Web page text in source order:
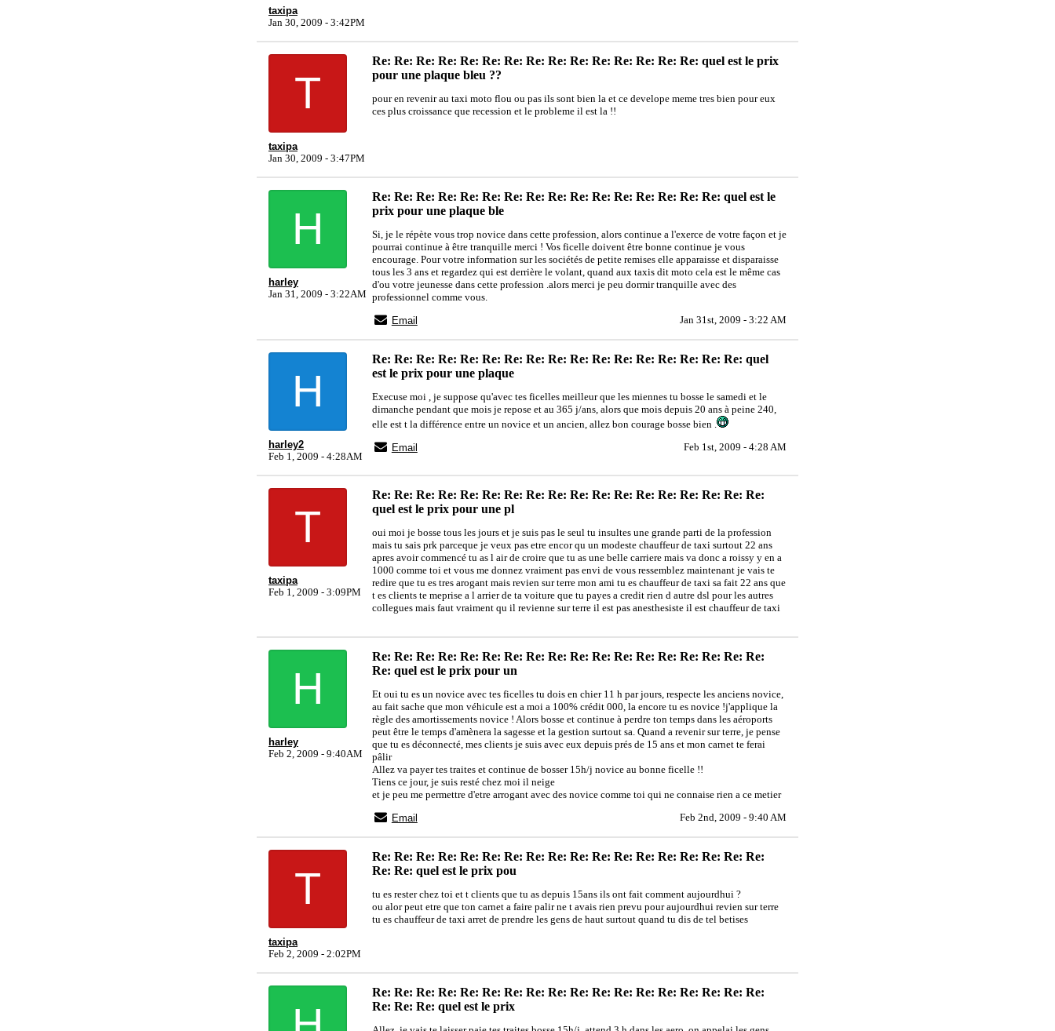
taxipa
Jan 30, 2009 - 3:42PM
T
taxipa
Jan 30, 2009 - 3:47PM
Re: Re: Re: Re: Re: Re: Re: Re: Re: Re: Re: Re: Re: Re: Re: quel est le prix
pour une plaque bleu ??
pour en revenir au taxi moto flou ou pas ils sont bien la et ce develope meme tres bien pour eux
ces plus croissance que recession et le probleme il est la !!
H
harley
Jan 31, 2009 - 3:22AM
Re: Re: Re: Re: Re: Re: Re: Re: Re: Re: Re: Re: Re: Re: Re: Re: quel est le
prix pour une plaque ble
Si, je le répète vous trop novice dans cette profession, alors continue a l'exerce de votre façon et je
pourrai continue à être tranquille merci ! Vos ficelle doivent être bonne continue je vous
encourage. Pour votre information sur les sociétés de petite remises elle apparaisse et disparaisse
tous les 3 ans et regardez qui est derrière le volant, quand aux taxis dit moto cela est le même cas
d'ou votre jeunesse dans cette profession .alors merci je peu dormir tranquille avec des
professionnel comme vous.
Email
Jan 31st, 2009 - 3:22 AM
H
harley2
Feb 1, 2009 - 4:28AM
Re: Re: Re: Re: Re: Re: Re: Re: Re: Re: Re: Re: Re: Re: Re: Re: Re: quel
est le prix pour une plaque
Execuse moi , je suppose qu'avec tes ficelles meilleur que les miennes tu bosse le samedi et le
dimanche pendant que mois je repose et au 365 j/ans, alors que mois depuis 20 ans à peine 240,
elle est t la différence entre un novice et un ancien, allez bon courage bosse bien .
Email
Feb 1st, 2009 - 4:28 AM
T
taxipa
Feb 1, 2009 - 3:09PM
Re: Re: Re: Re: Re: Re: Re: Re: Re: Re: Re: Re: Re: Re: Re: Re: Re: Re:
quel est le prix pour une pl
oui moi je bosse tous les jours et je suis pas le seul tu insultes une grande parti de la profession
mais tu sais prk parceque je veux pas etre encor qu un modeste chauffeur de taxi surtout 22 ans
apres avoir commencé tu as l air de croire que tu as une belle carriere mais va donc a roissy y en a
1000 comme toi et vous me donnez vraiment pas envi de vous ressemblez maintenant je vais te
redire que tu es tres arogant mais revien sur terre mon ami tu es chauffeur de taxi sa fait 22 ans que
t es clients te meprise a l arrier de ta voiture que tu payes a credit rien d autre dsl pour les autres
collegues mais faut vraiment qu il revienne sur terre il est pas anesthesiste il est chauffeur de taxi
H
harley
Feb 2, 2009 - 9:40AM
Re: Re: Re: Re: Re: Re: Re: Re: Re: Re: Re: Re: Re: Re: Re: Re: Re: Re:
Re: quel est le prix pour un
Et oui tu es un novice avec tes ficelles tu dois en chier 11 h par jours, respecte les anciens novice,
au fait sache que mon véhicule est a moi a 100% crédit 000, la encore tu es novice !j'applique la
règle des amortissements novice ! Alors bosse et continue à perdre ton temps dans les aéroports
peut être le temps d'amènera la sagesse et la gestion surtout sa. Quand a revenir sur terre, je pense
que tu es déconnecté, mes clients je suis avec eux depuis prés de 15 ans et mon carnet te ferai
pâlir
Allez va payer tes traites et continue de bosser 15h/j novice au bonne ficelle !!
Tiens ce jour, je suis resté chez moi il neige
et je peu me permettre d'etre arrogant avec des novice comme toi qui ne connaise rien a ce metier
Email
Feb 2nd, 2009 - 9:40 AM
T
taxipa
Feb 2, 2009 - 2:02PM
Re: Re: Re: Re: Re: Re: Re: Re: Re: Re: Re: Re: Re: Re: Re: Re: Re: Re:
Re: Re: quel est le prix pou
tu es rester chez toi et t clients que tu as depuis 15ans ils ont fait comment aujourdhui ?
ou alor peut etre que ton carnet a faire palir ne t avais rien prevu pour aujourdhui revien sur terre
tu es chauffeur de taxi arret de prendre les gens de haut surtout quand tu dis de tel betises
Re: Re: Re: Re: Re: Re: Re: Re: Re: Re: Re: Re: Re: Re: Re: Re: Re: Re:
Re: Re: Re: quel est le prix